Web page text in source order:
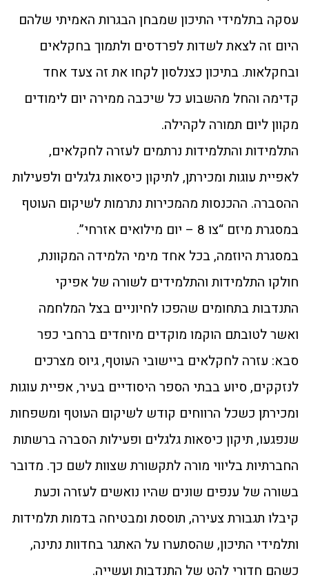
עסקה בתלמידי התיכון שמבחן הבגרות האמיתי שלהם
היום זה לצאת לשדות לפרדסים ולתמוך בחקלאים
ובחקלאות. בתיכון כצנלסון לקחו את זה צעד אחד
קדימה והחל מהשבוע כל שיכבה ממירה יום לימודים
מקוון ליום תמורה לקהילה.
התלמידות והתלמידות נרתמים לעזרה לחקלאים,
לאפיית עוגות ומכירתן, לתיקון כיסאות גלגלים ולפעילות
ההסברה. ההכנסות מהמכירות נתרמות לשיקום העוטף
במסגרת מיזם “צו 8 – יום מילואים אזרחי”.
במסגרת היוזמה, בכל אחד מימי הלמידה המקוונת,
חולקו התלמידות והתלמידים לשורה של אפיקי
התנדבות בתחומים שהפכו לחיוניים בצל המלחמה
ואשר לטובתם הוקמו מוקדים מיוחדים ברחבי כפר
סבא: עזרה לחקלאים ביישובי העוטף, גיוס מצרכים
לנזקקים, סיוע בבתי הספר היסודיים בעיר, אפיית עוגות
ומכירתן כשכל הרווחים קודש לשיקום העוטף ומשפחות
שנפגעו, תיקון כיסאות גלגלים ופעילות הסברה ברשתות
החברתיות בליווי מורה לתקשורת שצוות לשם כך. מדובר
בשורה של ענפים שונים שהיו נואשים לעזרה וכעת
קיבלו תגבורת צעירה, תוססת ומבטיחה בדמות תלמידות
ותלמידי התיכון, שהסתערו על האתגר בחדוות נתינה,
כשהם חדורי להט של התנדבות ועשייה.